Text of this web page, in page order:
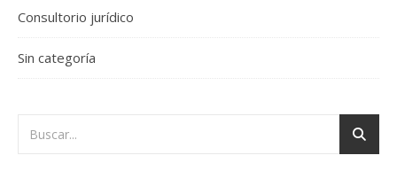
Consultorio jurídico
Sin categoría